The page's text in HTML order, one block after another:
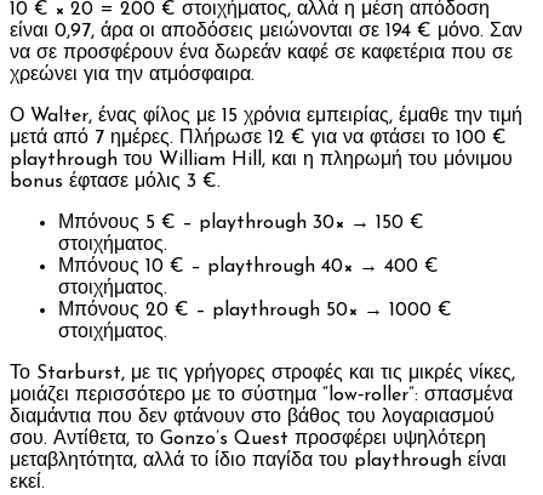
10 € × 20 = 200 € στοιχήματος, αλλά η μέση απόδοση
είναι 0,97, άρα οι αποδόσεις μειώνονται σε 194 € μόνο. Σαν
να σε προσφέρουν ένα δωρεάν καφέ σε καφετέρια που σε
χρεώνει για την ατμόσφαιρα.
Ο Walter, ένας φίλος με 15 χρόνια εμπειρίας, έμαθε την τιμή
μετά από 7 ημέρες. Πλήρωσε 12 € για να φτάσει το 100 €
playthrough του William Hill, και η πληρωμή του μόνιμου
bonus έφτασε μόλις 3 €.
Μπόνους 5 € – playthrough 30× → 150 €
στοιχήματος.
Μπόνους 10 € – playthrough 40× → 400 €
στοιχήματος.
Μπόνους 20 € – playthrough 50× → 1000 €
στοιχήματος.
Το Starburst, με τις γρήγορες στροφές και τις μικρές νίκες,
μοιάζει περισσότερο με το σύστημα “low‑roller”: σπασμένα
διαμάντια που δεν φτάνουν στο βάθος του λογαριασμού
σου. Αντίθετα, το Gonzo’s Quest προσφέρει υψηλότερη
μεταβλητότητα, αλλά το ίδιο παγίδα του playthrough είναι
εκεί.